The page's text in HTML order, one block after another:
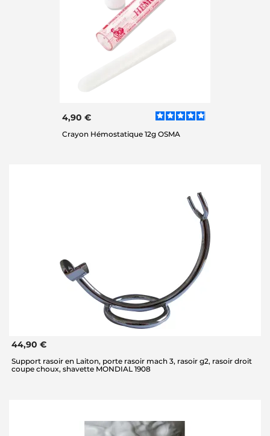
4,90 €
Crayon Hémostatique 12g OSMA
44,90 €
Support rasoir en Laiton, porte rasoir mach 3, rasoir g2, rasoir droit
coupe choux, shavette MONDIAL 1908